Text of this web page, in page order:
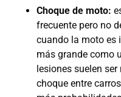
Choque de moto:
frecuente pero no
cuando la moto es
más grande como
lesiones suelen
choque entre